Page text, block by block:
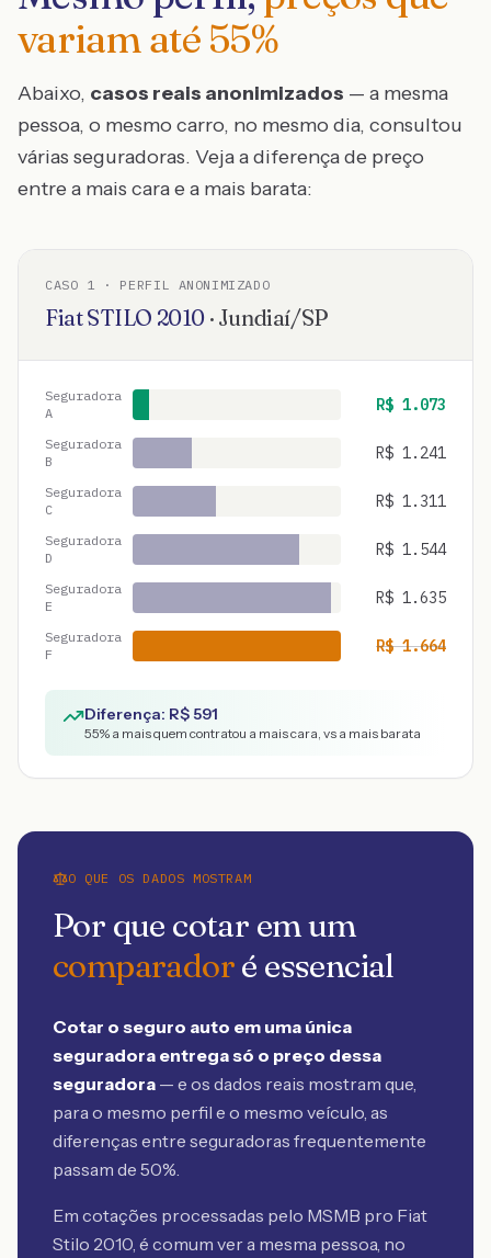
variam até 55%
Abaixo, casos reais anonimizados — a mesma
pessoa, o mesmo carro, no mesmo dia, consultou
várias seguradoras. Veja a diferença de preço
entre a mais cara e a mais barata:
CASO 1 · PERFIL ANONIMIZADO
FiatSTILO 2010 · Jundiaí/SP
Seguradora
A
R$ 1.073
Seguradora
B
R$ 1.241
Seguradora
C
R$ 1.311
Seguradora
D
R$ 1.544
Seguradora
E
R$ 1.635
Seguradora
F
R$1.664
Diferença: R$591
55% a mais quem contratou a mais cara, vs a mais barata
O QUE OS DADOS MOSTRAM
Por que cotar em um
comparadoré essencial
Cotar o seguro auto em uma única
seguradora entrega só o preço dessa
seguradora — e os dados reais mostram que,
para o mesmo perfil e o mesmo veículo, as
diferenças entre seguradoras frequentemente
passam de 50%.
Em cotações processadas pelo MSMB pro Fiat
Stilo 2010, é comum ver a mesma pessoa, no